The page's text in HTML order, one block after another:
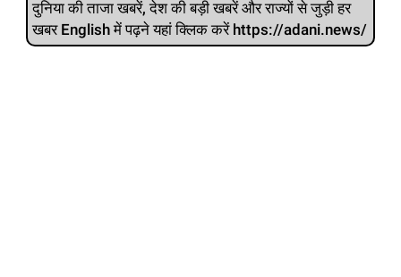
दुनिया की ताजा खबरें, देश की बड़ी खबरें और राज्‍यों से जुड़ी हर
खबर English में पढ़ने यहां क्लिक करें https://adani.news/